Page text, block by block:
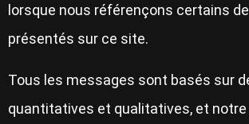
lorsque nous référençons certains
présentés sur ce site.
Tous les messages sont basés sur
quantitatives et qualitatives, et notre